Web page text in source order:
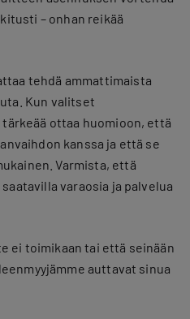
– onhan reikää
tehdä ammattimaista
Kun valitset
ottaa huomioon, että
kanssa ja että se
Varmista, että
varaosia ja palvelua
ei toimikaan tai että seinään
auttavat sinua